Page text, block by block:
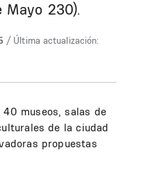
Mayo 230).
/ Última actualización:
museos, salas de
de la ciudad
propuestas